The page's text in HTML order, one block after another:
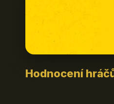
Hodnocení